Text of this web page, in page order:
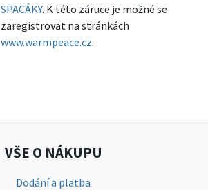
SPACÁKY. K této záruce je možné se
zaregistrovat na stránkách
www.warmpeace.cz.
VŠE O NÁKUPU
Dodání a platba